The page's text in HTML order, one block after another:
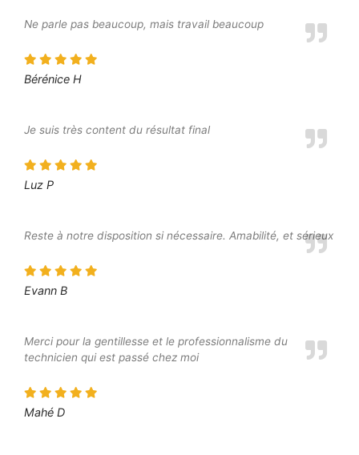
Ne parle pas beaucoup, mais travail beaucoup
Bérénice H
Je suis très content du résultat final
Luz P
Reste à notre disposition si nécessaire. Amabilité, et sérieux
Evann B
Merci pour la gentillesse et le professionnalisme du
technicien qui est passé chez moi
Mahé D